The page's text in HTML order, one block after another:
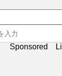
Sponsored